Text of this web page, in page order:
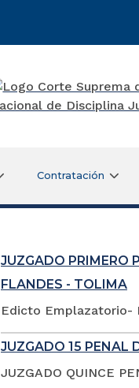
Contratación
JUZGADO PRIMERO
FLANDES - TOLIMA
Edicto Emplazatorio-
JUZGADO 15 PENAL
JUZGADO QUINCE